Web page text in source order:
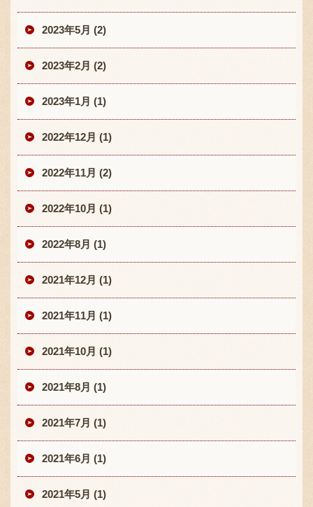
2023年5月 (2)
2023年2月 (2)
2023年1月 (1)
2022年12月 (1)
2022年11月 (2)
2022年10月 (1)
2022年8月 (1)
2021年12月 (1)
2021年11月 (1)
2021年10月 (1)
2021年8月 (1)
2021年7月 (1)
2021年6月 (1)
2021年5月 (1)